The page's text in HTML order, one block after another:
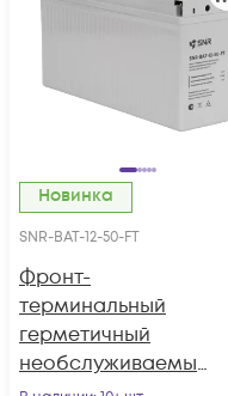
Новинка
SNR-BAT-12-50-FT
Фронт-
терминальный
герметичный
необслуживаемый